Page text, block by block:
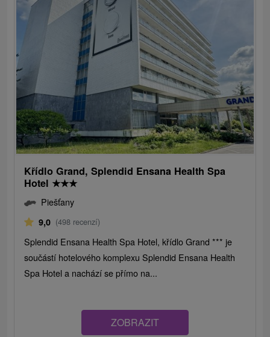
Křídlo Grand, Splendid Ensana Health Spa
Hotel ★★★
Piešťany
9,0 (498 recenzí)
Splendid Ensana Health Spa Hotel, křídlo Grand *** je
součástí hotelového komplexu Splendid Ensana Health
Spa Hotel a nachází se přímo na...
ZOBRAZIT